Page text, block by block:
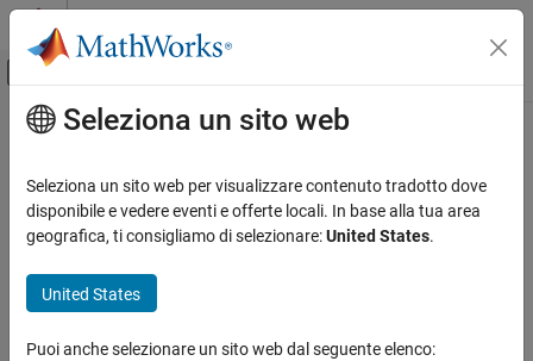
Vai al contenuto
Attiva/disattiva menu di navigazione
Pagina iniziale della documentazione
Contenuto principale
Seleziona un sito web
Seleziona un sito web per visualizzare contenuto tradotto dove
disponibile e vedere eventi e offerte locali. In base alla tua area
geografica, ti consigliamo di selezionare:United States.
United States
Puoi anche selezionare un sito web dal seguente elenco: